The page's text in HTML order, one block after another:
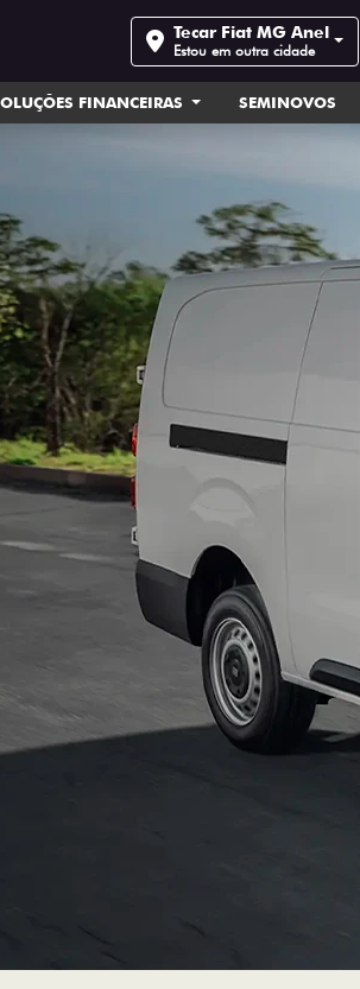
Tecar Fiat MG Anel
Estou em outra cidade
FINANCEIRAS SEMINOVOS